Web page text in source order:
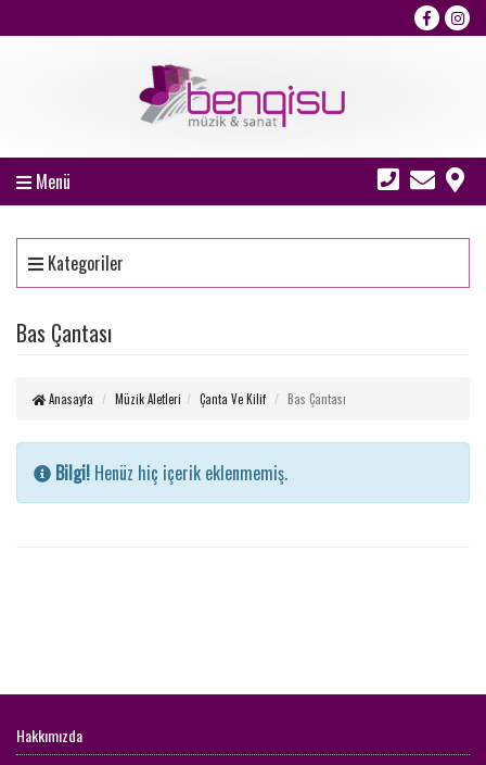
Menü
Kategoriler
Bas Çantası
Anasayfa Müzik Aletleri Çanta Ve Kilif Bas Çantası
Bilgi! Henüz hiç içerik eklenmemiş.
Hakkımızda